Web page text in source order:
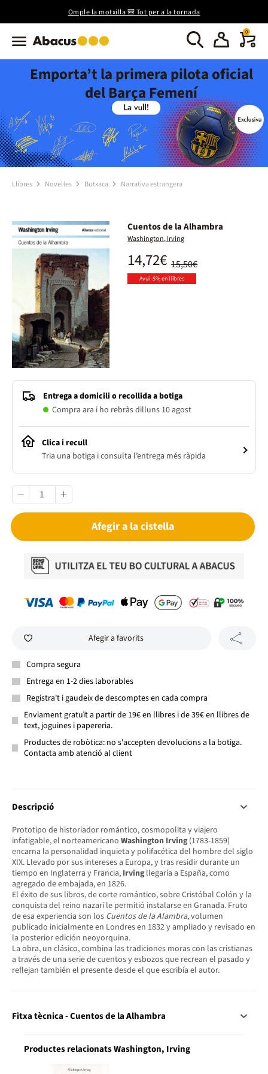
Omple la motxilla 🎒 Tot per a la tornada
0
Emporta’t la primera pilota oficial
del Barça Femení
Llibres Novel·les Butxaca Narrativa estrangera
Cuentos de la Alhambra
Washington, Irving
15,50€
14,72€
Avui -5% en llibres
Entrega a domicili o recollida a botiga
Compra ara i ho rebràs dilluns 10 agost
Clica i recull
Tria una botiga i consulta l’entrega més ràpida
Afegir a la cistella
Afegir a favorits
Compra segura
Entrega en 1-2 dies laborables
Registra't i gaudeix de descomptes en cada compra
Enviament gratuït a partir de 19€ en llibres i de 39€ en llibres de
text, joguines i papereria.
Productes de robòtica: no s'accepten devolucions a la botiga.
Contacta amb atenció al client
Descripció
Prototipo de historiador romántico, cosmopolita y viajero
infatigable, el norteamericano Washington Irving(1783-1859)
encarna la personalidad inquieta y polifacética del hombre del siglo
XIX. Llevado por sus intereses a Europa, y tras residir durante un
tiempo en Inglaterra y Francia, Irvingllegaría a España, como
agregado de embajada, en 1826.
El éxito de sus libros, de corte romántico, sobre Cristóbal Colón y la
conquista del reino nazarí le permitió instalarse en Granada. Fruto
de esa experiencia son los Cuentos de la Alambra, volumen
publicado inicialmente en Londres en 1832 y ampliado y revisado en
la posterior edición neoyorquina.
La obra, un clásico, combina las tradiciones moras con las cristianas
a través de una serie de cuentos y esbozos que recrean el pasado y
reflejan también el presente desde el que escribía el autor.
Fitxa tècnica - Cuentos de la Alhambra
Productes relacionats Washington, Irving